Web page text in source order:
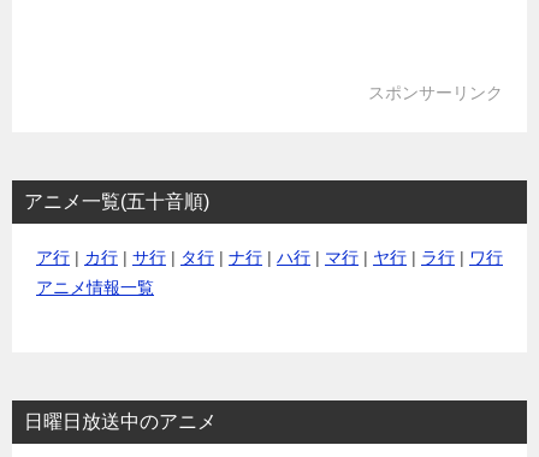
スポンサーリンク
アニメ一覧(五十音順)
ア行 | カ行 | サ行 | タ行 | ナ行 | ハ行 | マ行 | ヤ行 | ラ行 | ワ行
アニメ情報一覧
日曜日放送中のアニメ